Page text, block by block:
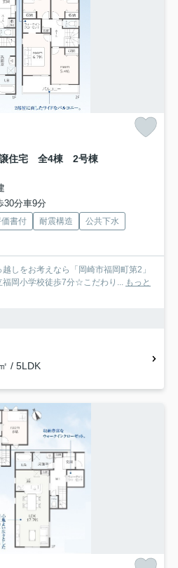
譲住宅 全4棟 2号棟
30分車9分
書付 耐震構造
公共下水
しをお考えなら「岡崎市福岡町第2」
岡小学校徒歩7分☆こだわり... もっと
/ 5LDK